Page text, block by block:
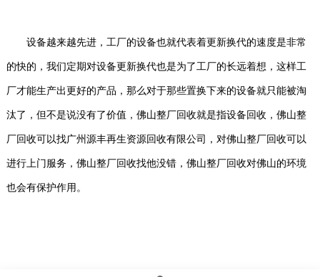
设备越来越先进，工厂的设备也就代表着更新换代的速度是非常
的快的，我们定期对设备更新换代也是为了工厂的长远着想，这样工
厂才能生产出更好的产品，那么对于那些置换下来的设备就只能被淘
汰了，但不是说没有了价值，佛山整厂回收就是指设备回收，佛山整
厂回收可以找广州源丰再生资源回收有限公司，对佛山整厂回收可以
进行上门服务，佛山整厂回收找他没错，佛山整厂回收对佛山的环境
也会有保护作用。